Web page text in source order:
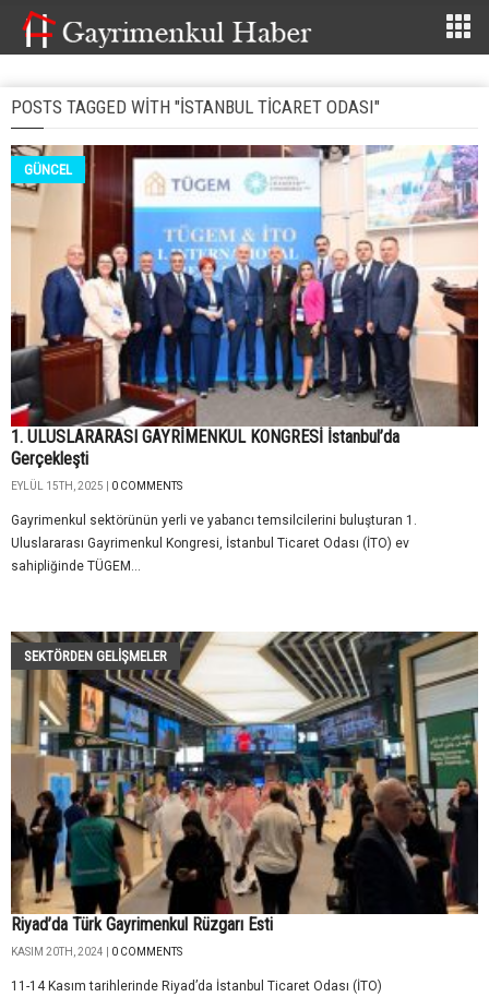
POSTS TAGGED WITH "ISTANBUL TICARET ODASI"
GÜNCEL
1. ULUSLARARASI GAYRİMENKUL KONGRESİ İstanbul’da
Gerçekleşti
EYLÜL 15TH, 2025 | 0 COMMENTS
Gayrimenkul sektörünün yerli ve yabancı temsilcilerini buluşturan 1.
Uluslararası Gayrimenkul Kongresi, İstanbul Ticaret Odası (İTO) ev
sahipliğinde TÜGEM...
SEKTÖRDEN GELIŞMELER
Riyad’da Türk Gayrimenkul Rüzgarı Esti
KASIM 20TH, 2024 | 0 COMMENTS
11-14 Kasım tarihlerinde Riyad’da İstanbul Ticaret Odası (İTO)